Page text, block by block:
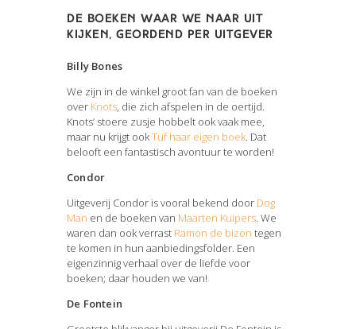
De boeken waar we naar uit
kijken, geordend per uitgever
Billy Bones
We zijn in de winkel groot fan van de boeken
over Knots , die zich afspelen in de oertijd.
Knots’ stoere zusje hobbelt ook vaak mee,
maar nu krijgt ookTuf haar eigen boek . Dat
belooft een fantastisch avontuur te worden!
Condor
Uitgeverij Condor is vooral bekend door Dog
Man en de boeken van Maarten Kuipers . We
waren dan ook verrast Ramon de bizon tegen
te komen in hun aanbiedingsfolder. Een
eigenzinnig verhaal over de liefde voor
boeken; daar houden we van!
De Fontein